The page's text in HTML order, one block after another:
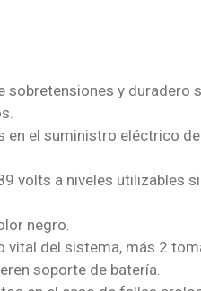
sobretensiones y duradero
en el suministro eléctrico
volts a niveles utilizables
negro.
del sistema, más 2
soporte de batería.